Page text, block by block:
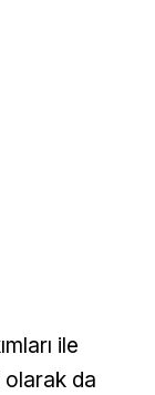
ile
olarak da